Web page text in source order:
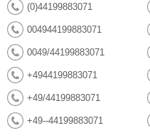
(0)44199883071
004944199883071
0049/44199883071
+4944199883071
+49/44199883071
+49--44199883071